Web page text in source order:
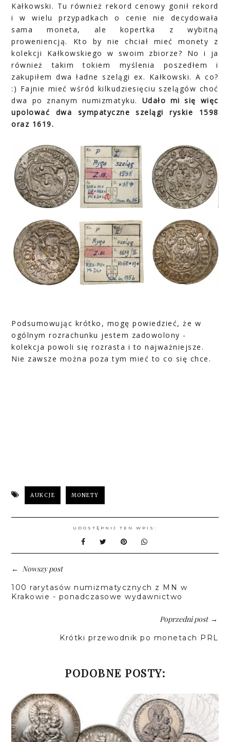
Kałkowski. Tu również rekord cenowy gonił rekord
i w wielu przypadkach o cenie nie decydowała
sama moneta, ale kopertka z wybitną
proweniencją. Kto by nie chciał mieć monety z
kolekcji Kałkowskiego w swoim zbiorze? No i ja
również takim tokiem myślenia poszedłem i
zakupiłem dwa ładne szelągi ex. Kałkowski. A co?
:) Fajnie mieć wśród kilkudziesięciu szelągów choć
dwa po znanym numizmatyku. Udało mi się więc
upolować dwa sympatyczne szelągi ryskie 1598
oraz 1619.
Podsumowując krótko, mogę powiedzieć, że w
ogólnym rozrachunku jestem zadowolony -
kolekcja powoli się rozrasta i to najważniejsze.
Nie zawsze można poza tym mieć to co się chce.
AUKCJE MONETY
UDOSTĘPNIJ TEN WPIS:
←Nowszy post
100 rarytasów numizmatycznych z MN w
Krakowie - ponadczasowe wydawnictwo
Poprzedni post→
Krótki przewodnik po monetach PRL
PODOBNE POSTY: